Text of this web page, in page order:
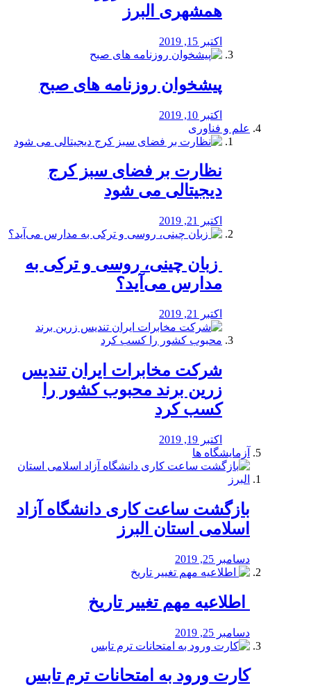
همشهری البرز
اکتبر 15, 2019
پیشخوان روزنامه های صبح
اکتبر 10, 2019
علم و فناوری
نظارت بر فضای سبز کرج
دیجیتالی می شود
اکتبر 21, 2019
️ زبان چینی، روسی و ترکی به
مدارس می‌آید؟
اکتبر 21, 2019
شرکت مخابرات ایران تندیس
زرین برند محبوب کشور را
کسب کرد
اکتبر 19, 2019
آزمایشگاه ها
بازگشت ساعت کاری دانشگاه آزاد
اسلامی استان البرز
دسامبر 25, 2019
️ اطلاعیه مهم تغییر تاریخ
دسامبر 25, 2019
کارت ورود به امتحانات ترم تابس